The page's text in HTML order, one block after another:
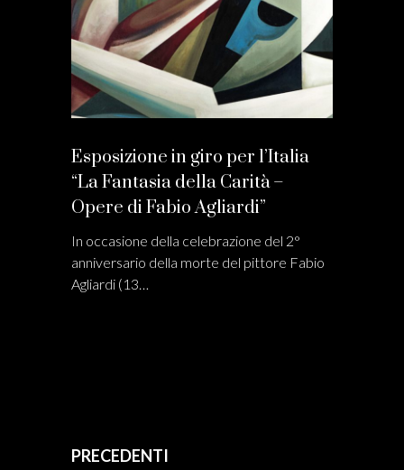
Esposizione in giro per l’Italia
“La Fantasia della Carità –
Opere di Fabio Agliardi”
In occasione della celebrazione del 2°
anniversario della morte del pittore Fabio
Agliardi (13…
PRECEDENTI